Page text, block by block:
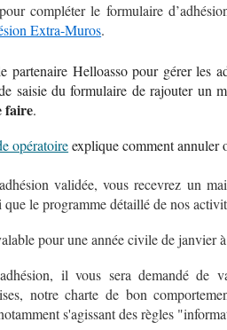
compléter le formulaire
Extra-Muros.
partenaire Helloasso pour gérer les
saisie du formulaire de rajouter un
faire.
opératoireexplique comment annuler
validée, vous recevrez un
que le programme détaillé de nos
pour une année civile de janvier
il vous sera demandé de
notre charte de bon
s'agissant des règles